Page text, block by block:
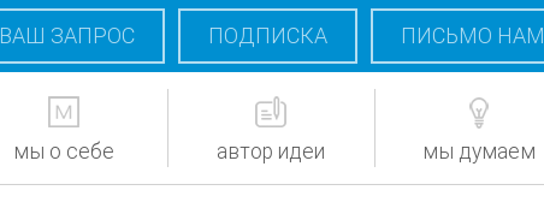
ВАШ ЗАПРОС ПОДПИСКА ПИСЬМО НАМ
мы о себе автор идеи мы думаем